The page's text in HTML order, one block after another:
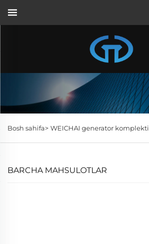
Bosh sahifa> WEICHAI generator komplekti
BARCHA MAHSULOTLAR